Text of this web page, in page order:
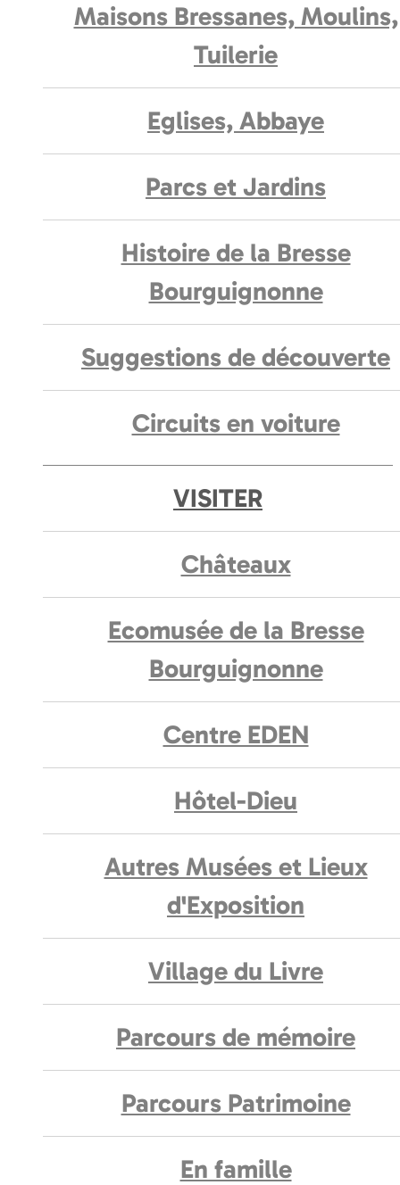
Maisons Bressanes, Moulins,
Tuilerie
Eglises, Abbaye
Parcs et Jardins
Histoire de la Bresse
Bourguignonne
Suggestions de découverte
Circuits en voiture
VISITER
Châteaux
Ecomusée de la Bresse
Bourguignonne
Centre EDEN
Hôtel-Dieu
Autres Musées et Lieux
d'Exposition
Village du Livre
Parcours de mémoire
Parcours Patrimoine
En famille